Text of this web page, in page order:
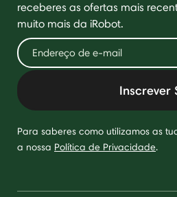
receberes as ofertas mais
muito mais da iRobot.
Inscrever
Para saberes como utilizamos as
a nossa Política de Privacidade.